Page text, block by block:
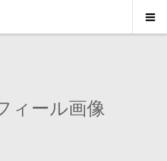
ィール画像